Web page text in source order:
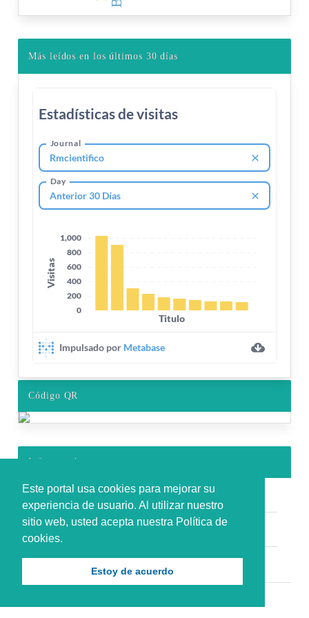
Este portal usa cookies para mejorar su
experiencia de usuario. Al utilizar nuestro
sitio web, usted acepta nuestra Política de
cookies.
Estoy de acuerdo
Más leídos en los últimos 30 días
Código QR
Información
Para lectores/as
Para autores/as